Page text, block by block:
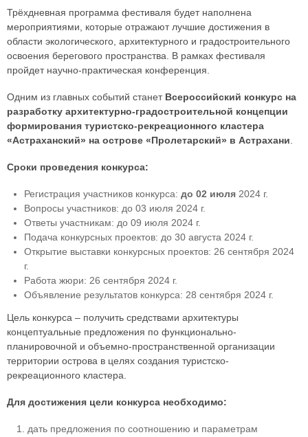
Трёхдневная программа фестиваля будет наполнена
мероприятиями, которые отражают лучшие достижения в
области экологического, архитектурного и градостроительного
освоения берегового пространства. В рамках фестиваля
пройдет научно-практическая конференция.
Одним из главных событий станет Всероссийский конкурс на
разработку архитектурно-градостроительной концепции
формирования туристско-рекреационного кластера
«Астраханский» на острове «Пролетарский» в Астрахани
Сроки проведения конкурса:
Регистрация участников конкурса: до 02 июля 2024 г.
Вопросы участников: до 03 июля 2024 г.
Ответы участникам: до 09 июля 2024 г.
Подача конкурсных проектов: до 30 августа 2024 г.
Открытие выставки конкурсных проектов: 26 сентября 2024
г.
Работа жюри: 26 сентября 2024 г.
Объявление результатов конкурса: 28 сентября 2024 г.
Цель конкурса – получить средствами архитектуры
концептуальные предложения по функционально-
планировочной и объемно-пространственной организации
территории острова в целях создания туристско-
рекреационного кластера.
Для достижения цели конкурса необходимо:
дать предложения по соотношению и параметрам